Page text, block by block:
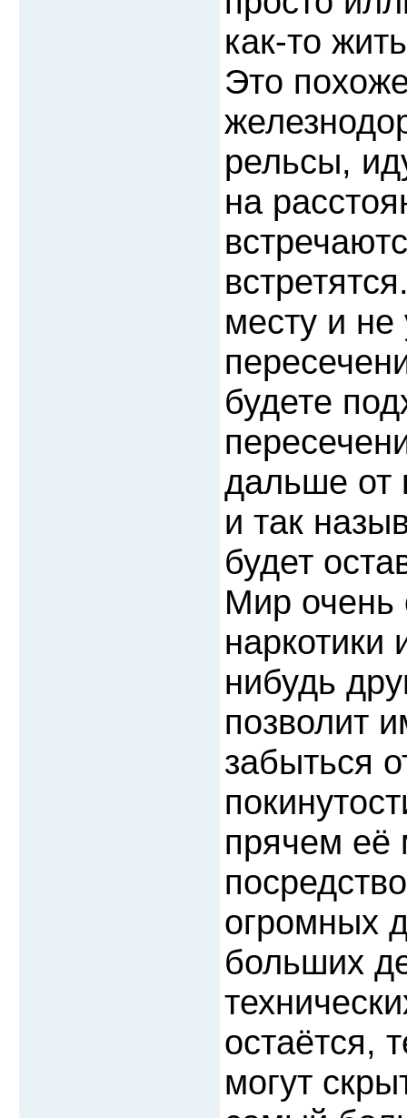
как-то
Это
рельсы,
на
месту и не
будете
дальше от
и так
будет
Мир очень
наркотики
нибудь
позволит
забыться
прячем её
огромных
больших
остаётся,
могут